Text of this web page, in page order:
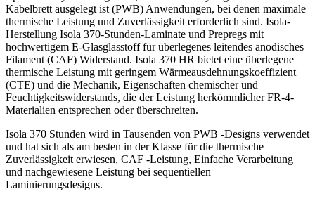
Kabelbrett ausgelegt ist (PWB) Anwendungen, bei denen maximale
thermische Leistung und Zuverlässigkeit erforderlich sind. Isola-
Herstellung Isola 370-Stunden-Laminate und Prepregs mit
hochwertigem E-Glasglasstoff für überlegenes leitendes anodisches
Filament (CAF) Widerstand. Isola 370 HR bietet eine überlegene
thermische Leistung mit geringem Wärmeausdehnungskoeffizient
(CTE) und die Mechanik, Eigenschaften chemischer und
Feuchtigkeitswiderstands, die der Leistung herkömmlicher FR-4-
Materialien entsprechen oder überschreiten.
Isola 370 Stunden wird in Tausenden von PWB -Designs verwendet
und hat sich als am besten in der Klasse für die thermische
Zuverlässigkeit erwiesen, CAF -Leistung, Einfache Verarbeitung
und nachgewiesene Leistung bei sequentiellen
Laminierungsdesigns.